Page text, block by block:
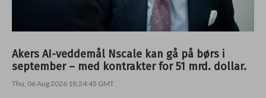
Akers AI-veddemål Nscale kan gå på børs i
september – med kontrakter for 51 mrd. dollar.
Thu, 06 Aug 2026 18:24:45 GMT